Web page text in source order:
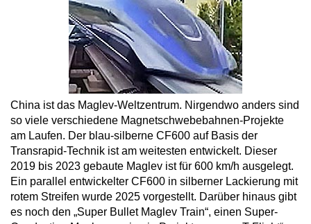
China ist das Maglev-Weltzentrum. Nirgendwo anders sind
so viele verschiedene Magnetschwebebahnen-Projekte
am Laufen. Der blau-silberne CF600 auf Basis der
Transrapid-Technik ist am weitesten entwickelt. Dieser
2019 bis 2023 gebaute Maglev ist für 600 km/h ausgelegt.
Ein parallel entwickelter CF600 in silberner Lackierung mit
rotem Streifen wurde 2025 vorgestellt. Darüber hinaus gibt
es noch den „Super Bullet Maglev Train“, einen Super-